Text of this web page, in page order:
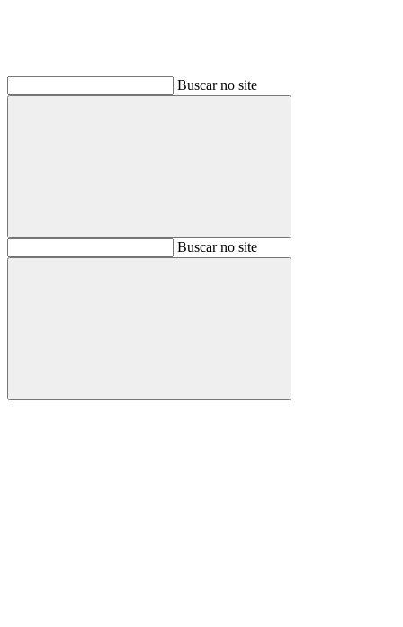
Buscar no site
BuscarBuscar no site
Buscar